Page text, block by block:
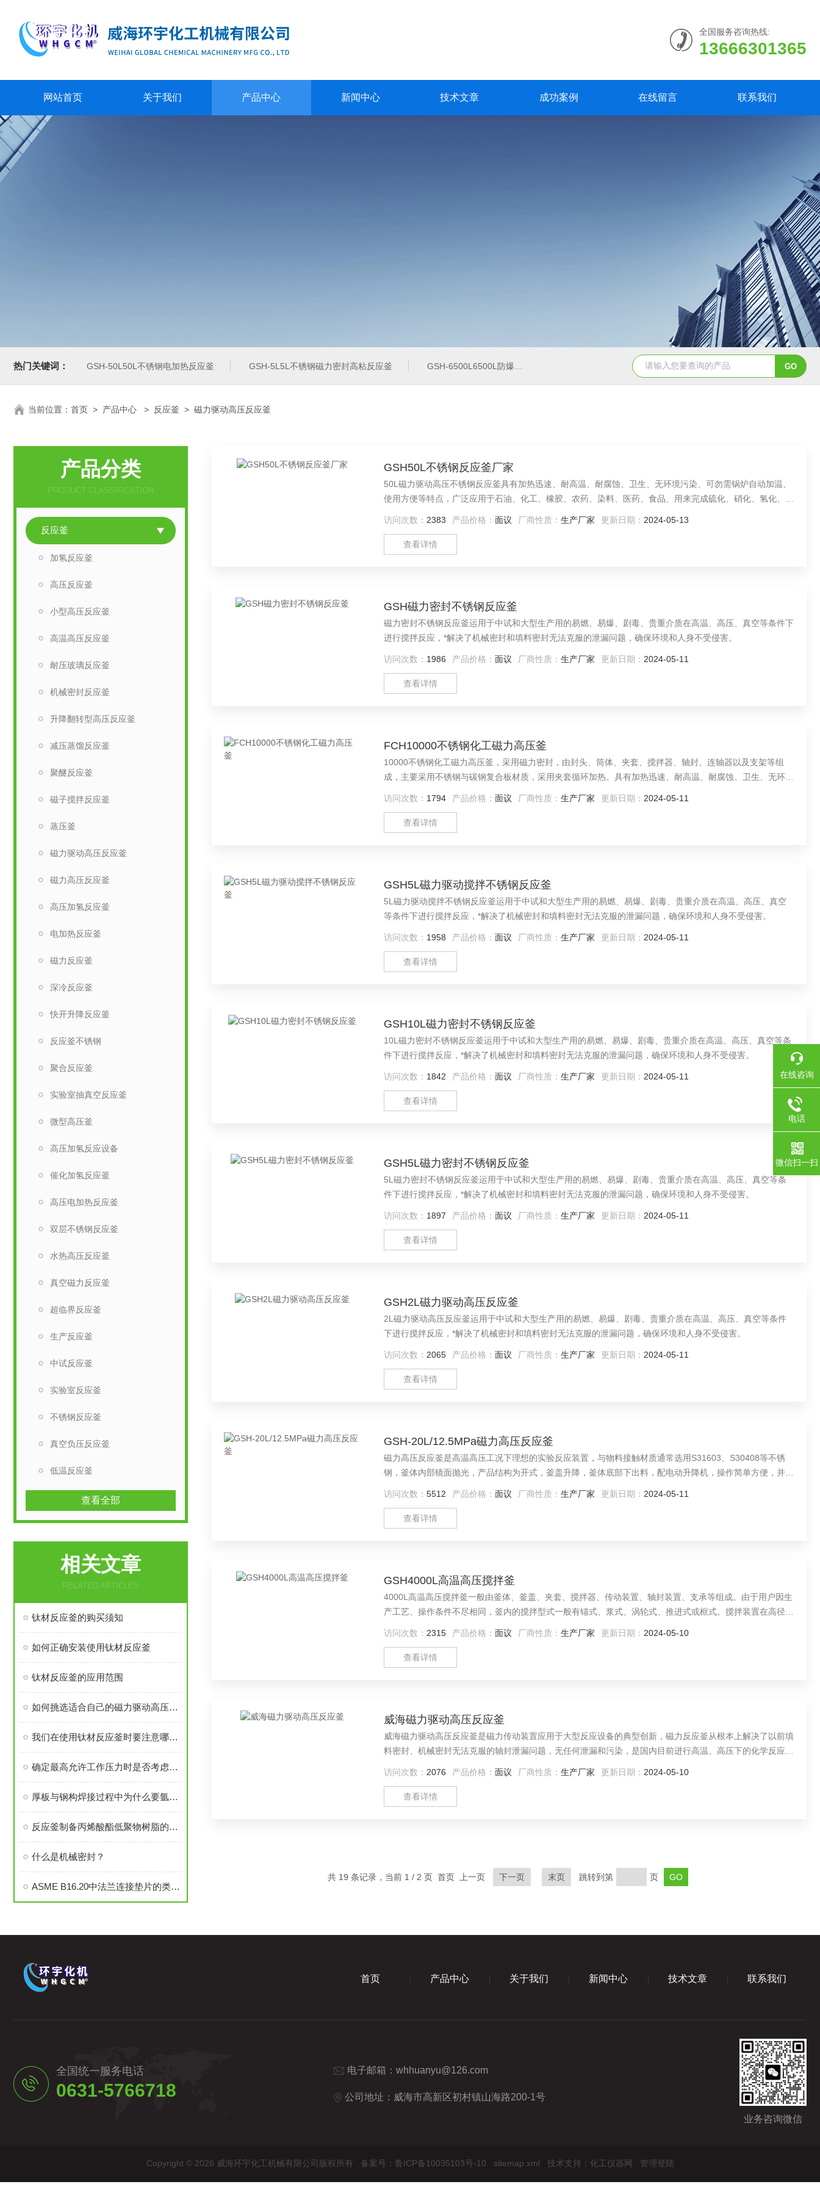
全国服务咨询热线:
13666301365
网站首页 关于我们 产品中心 新闻中心 技术文章 成功案例 在线留言 联系我们
热门关键词： GSH-50L50L不锈钢电加热反应釜 GSH-5L5L不锈钢磁力密封高粘反应釜 GSH-6500L6500L防爆加氢工业反应釜 GSH-0.5L0.5L不锈钢磁力密封聚酯反应釜
当前位置： 首页 > 产品中心 > 反应釜 > 磁力驱动高压反应釜
产品分类
PRODUCT CLASSIFICATION
反应釜
加氢反应釜
高压反应釜
小型高压反应釜
高温高压反应釜
耐压玻璃反应釜
机械密封反应釜
升降翻转型高压反应釜
减压蒸馏反应釜
聚醚反应釜
磁子搅拌反应釜
蒸压釜
磁力驱动高压反应釜
磁力高压反应釜
高压加氢反应釜
电加热反应釜
磁力反应釜
深冷反应釜
快开升降反应釜
反应釜不锈钢
聚合反应釜
实验室抽真空反应釜
微型高压釜
高压加氢反应设备
催化加氢反应釜
高压电加热反应釜
双层不锈钢反应釜
水热高压反应釜
真空磁力反应釜
超临界反应釜
生产反应釜
中试反应釜
实验室反应釜
不锈钢反应釜
真空负压反应釜
低温反应釜
查看全部
相关文章
RELATED ARTICLES
钛材反应釜的购买须知
如何正确安装使用钛材反应釜
钛材反应釜的应用范围
如何挑选适合自己的磁力驱动高压反应釜
我们在使用钛材反应釜时要注意哪些事项呢
确定最高允许工作压力时是否考虑开孔补强
厚板与钢构焊接过程中为什么要氩弧焊打底？
反应釜制备丙烯酸酯低聚物树脂的方法
什么是机械密封？
ASME B16.20中法兰连接垫片的类型、材料和尺寸公差等
GSH50L不锈钢反应釜厂家
50L磁力驱动高压不锈钢反应釜具有加热迅速、耐高温、耐腐蚀、卫生、无环境污染、可勿需锅炉自动加温、
使用方便等特点，广泛应用于石油、化工、橡胶、农药、染料、医药、食品、用来完成硫化、硝化、氢化、烃
访问次数： 2383 产品价格： 面议 厂商性质： 生产厂家 更新日期： 2024-05-13
查看详情
GSH磁力密封不锈钢反应釜
磁力密封不锈钢反应釜运用于中试和大型生产用的易燃、易爆、剧毒、贵重介质在高温、高压、真空等条件下
进行搅拌反应，*解决了机械密封和填料密封无法克服的泄漏问题，确保环境和人身不受侵害。
访问次数： 1986 产品价格： 面议 厂商性质： 生产厂家 更新日期： 2024-05-11
查看详情
FCH10000不锈钢化工磁力高压釜
10000不锈钢化工磁力高压釜，采用磁力密封，由封头、筒体、夹套、搅拌器、轴封、连轴器以及支架等组
成，主要采用不锈钢与碳钢复合板材质，采用夹套循环加热。具有加热迅速、耐高温、耐腐蚀、卫生、无环境
访问次数： 1794 产品价格： 面议 厂商性质： 生产厂家 更新日期： 2024-05-11
查看详情
GSH5L磁力驱动搅拌不锈钢反应釜
5L磁力驱动搅拌不锈钢反应釜运用于中试和大型生产用的易燃、易爆、剧毒、贵重介质在高温、高压、真空
等条件下进行搅拌反应，*解决了机械密封和填料密封无法克服的泄漏问题，确保环境和人身不受侵害。
访问次数： 1958 产品价格： 面议 厂商性质： 生产厂家 更新日期： 2024-05-11
查看详情
GSH10L磁力密封不锈钢反应釜
10L磁力密封不锈钢反应釜运用于中试和大型生产用的易燃、易爆、剧毒、贵重介质在高温、高压、真空等条
件下进行搅拌反应，*解决了机械密封和填料密封无法克服的泄漏问题，确保环境和人身不受侵害。
访问次数： 1842 产品价格： 面议 厂商性质： 生产厂家 更新日期： 2024-05-11
查看详情
GSH5L磁力密封不锈钢反应釜
5L磁力密封不锈钢反应釜运用于中试和大型生产用的易燃、易爆、剧毒、贵重介质在高温、高压、真空等条
件下进行搅拌反应，*解决了机械密封和填料密封无法克服的泄漏问题，确保环境和人身不受侵害。
访问次数： 1897 产品价格： 面议 厂商性质： 生产厂家 更新日期： 2024-05-11
查看详情
GSH2L磁力驱动高压反应釜
2L磁力驱动高压反应釜运用于中试和大型生产用的易燃、易爆、剧毒、贵重介质在高温、高压、真空等条件
下进行搅拌反应，*解决了机械密封和填料密封无法克服的泄漏问题，确保环境和人身不受侵害。
访问次数： 2065 产品价格： 面议 厂商性质： 生产厂家 更新日期： 2024-05-11
查看详情
GSH-20L/12.5MPa磁力高压反应釜
磁力高压反应釜是高温高压工况下理想的实验反应装置，与物料接触材质通常选用S31603、S30408等不锈
钢，釜体内部镜面抛光，产品结构为开式，釜盖升降，釜体底部下出料，配电动升降机，操作简单方便，并可
访问次数： 5512 产品价格： 面议 厂商性质： 生产厂家 更新日期： 2024-05-11
查看详情
GSH4000L高温高压搅拌釜
4000L高温高压搅拌釜一般由釜体、釜盖、夹套、搅拌器、传动装置、轴封装置、支承等组成。由于用户因生
产工艺、操作条件不尽相同，釜内的搅拌型式一般有锚式、浆式、涡轮式、推进式或框式。搅拌装置在高径比
访问次数： 2315 产品价格： 面议 厂商性质： 生产厂家 更新日期： 2024-05-10
查看详情
威海磁力驱动高压反应釜
威海磁力驱动高压反应釜是磁力传动装置应用于大型反应设备的典型创新，磁力反应釜从根本上解决了以前填
料密封、机械密封无法克服的轴封泄漏问题，无任何泄漏和污染，是国内目前进行高温、高压下的化学反应Z
访问次数： 2076 产品价格： 面议 厂商性质： 生产厂家 更新日期： 2024-05-10
查看详情
共 19 条记录，当前 1 / 2 页 首页 上一页 下一页 末页 跳转到第 页
首页 产品中心 关于我们 新闻中心 技术文章 联系我们
全国统一服务电话
0631-5766718
电子邮箱： whhuanyu@126.com
公司地址：威海市高新区初村镇山海路200-1号
业务咨询微信
Copyright © 2026 威海环宇化工机械有限公司版权所有 备案号：鲁ICP备10035103号-10 sitemap.xml 技术支持： 化工仪器网 管理登陆
在线咨询
电话
微信扫一扫